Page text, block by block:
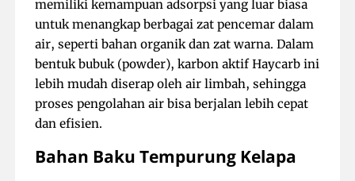
memiliki kemampuan adsorpsi yang luar biasa
untuk menangkap berbagai zat pencemar dalam
air, seperti bahan organik dan zat warna. Dalam
bentuk bubuk (powder), karbon aktif Haycarb ini
lebih mudah diserap oleh air limbah, sehingga
proses pengolahan air bisa berjalan lebih cepat
dan efisien.
Bahan Baku Tempurung Kelapa